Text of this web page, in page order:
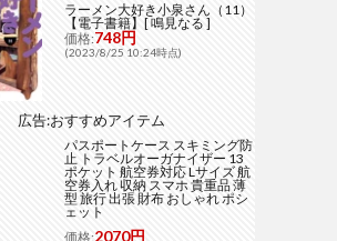
ラーメン大好き小泉さん（11）
【電子書籍】[ 鳴見なる ]
価格:748円
(2023/8/25 10:24時点)
広告:おすすめアイテム
パスポートケース スキミング防
止 トラベルオーガナイザー 13
ポケット 航空券対応 Lサイズ 航
空券入れ 収納 スマホ 貴重品 薄
型 旅行 出張 財布 おしゃれ ポシ
ェット
価格:2070円